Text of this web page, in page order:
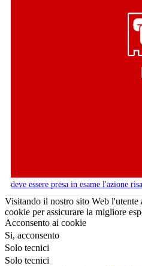
deve essere presa in esame l'azione
Visitando il nostro sito Web l'utente
cookie per assicurare la migliore
Acconsento ai cookie
Si, acconsento
Solo tecnici
Solo tecnici